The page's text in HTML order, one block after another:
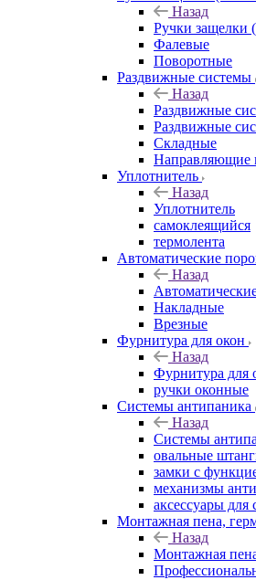
Назад
Ручки защелки
Фалевые
Поворотные
Раздвижные системы
Назад
Раздвижные
Раздвижные
Складные
Направляющие
Уплотнитель
Назад
Уплотнитель
самоклеящийся
термолента
Автоматические
Назад
Накладные
Врезные
Фурнитура для окон
Назад
Фурнитура для
ручки оконные
Системы антипаника
Назад
Системы
овальные
замки с
механизмы
аксессуары для
Монтажная пена,
Назад
Монтажная